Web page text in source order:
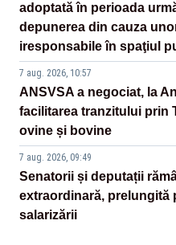
adoptată în perioada
depunerea din cauza
iresponsabile în spaţiul
7 aug. 2026, 10:57
ANSVSA a negociat, la
facilitarea tranzitului prin
ovine și bovine
7 aug. 2026, 09:49
Senatorii și deputații
extraordinară, prelungită
salarizării